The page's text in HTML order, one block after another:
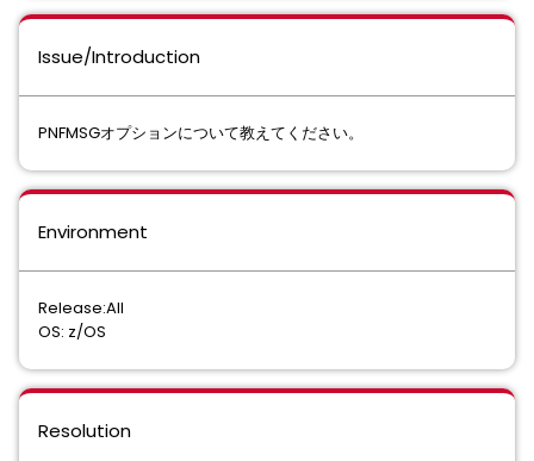
Issue/Introduction
PNFMSGオプションについて教えてください。
Environment
Release:All
OS: z/OS
Resolution